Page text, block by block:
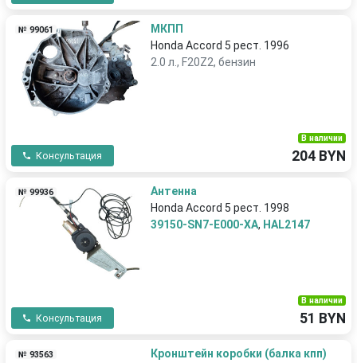
№ 99061
МКПП
Honda Accord 5 рест. 1996
2.0 л., F20Z2, бензин
Консультация
В наличии
204 BYN
№ 99936
Антенна
Honda Accord 5 рест. 1998
39150-SN7-E000-XA, HAL2147
Консультация
В наличии
51 BYN
№ 93563
Кронштейн коробки (балка кпп)